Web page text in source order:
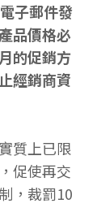
子郵件發
品價格必
的促銷方
經銷商資
質上已限
促使再交
，裁罰10